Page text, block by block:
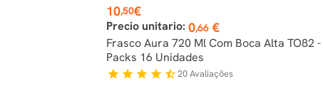
Preço
10,50€
Precio unitario: 0,66 €
Frasco Aura 720 Ml Com Boca Alta TO82 -
Packs 16 Unidades
star star star star star_half20Avaliações